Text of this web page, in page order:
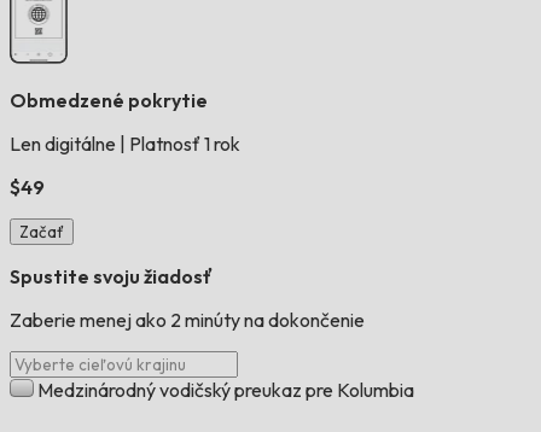
Obmedzené pokrytie
Len digitálne
Platnosť 1 rok
$49
Začať
Spustite svoju žiadosť
Zaberie menej ako 2 minúty na dokončenie
Medzinárodný vodičský preukaz pre Kolumbia